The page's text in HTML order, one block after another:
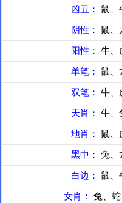
凶丑： 鼠、
阴性： 鼠、
阳性： 牛、
单笔： 鼠、
双笔： 牛、
天肖： 牛、
地肖： 鼠、
黑中： 兔、
白边： 鼠、
女肖： 兔、